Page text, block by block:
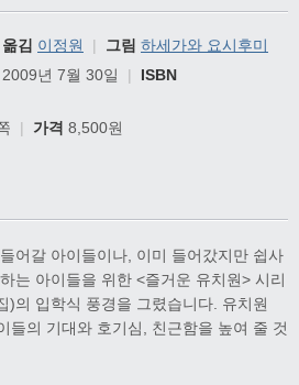
옮김 이정원 | 그림 하세가와 요시후미
2009년 7월 30일 |
ISBN
| 가격 8,500원
어갈 아이들이나, 이미 들어갔지만 쉽사
는 아이들을 위한 <즐거운 유치원> 시리
)의 입학식 풍경을 그렸습니다. 유치원
들의 기대와 호기심, 친근함을 높여 줄 것